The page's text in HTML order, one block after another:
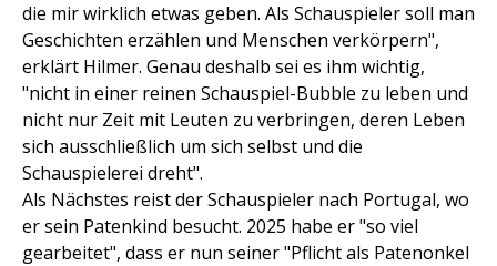
die mir wirklich etwas geben. Als Schauspieler soll man
Geschichten erzählen und Menschen verkörpern",
erklärt Hilmer. Genau deshalb sei es ihm wichtig,
"nicht in einer reinen Schauspiel-Bubble zu leben und
nicht nur Zeit mit Leuten zu verbringen, deren Leben
sich ausschließlich um sich selbst und die
Schauspielerei dreht".
Als Nächstes reist der Schauspieler nach Portugal, wo
er sein Patenkind besucht. 2025 habe er "so viel
gearbeitet", dass er nun seiner "Pflicht als Patenonkel